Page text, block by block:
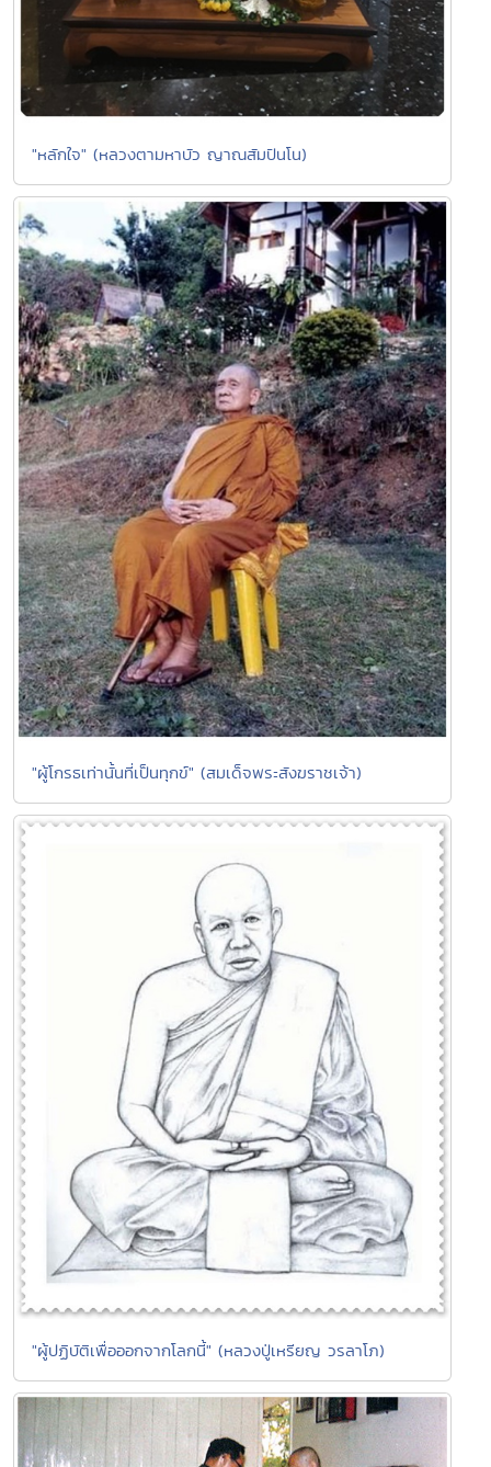
"หลักใจ" (หลวงตามหาบัว ญาณสัมปันโน)
"ผู้โกรธเท่านั้นที่เป็นทุกข์" (สมเด็จพระสังฆราชเจ้า)
"ผู้ปฏิบัติเพื่อออกจากโลกนี้" (หลวงปู่เหรียญ วรลาโภ)